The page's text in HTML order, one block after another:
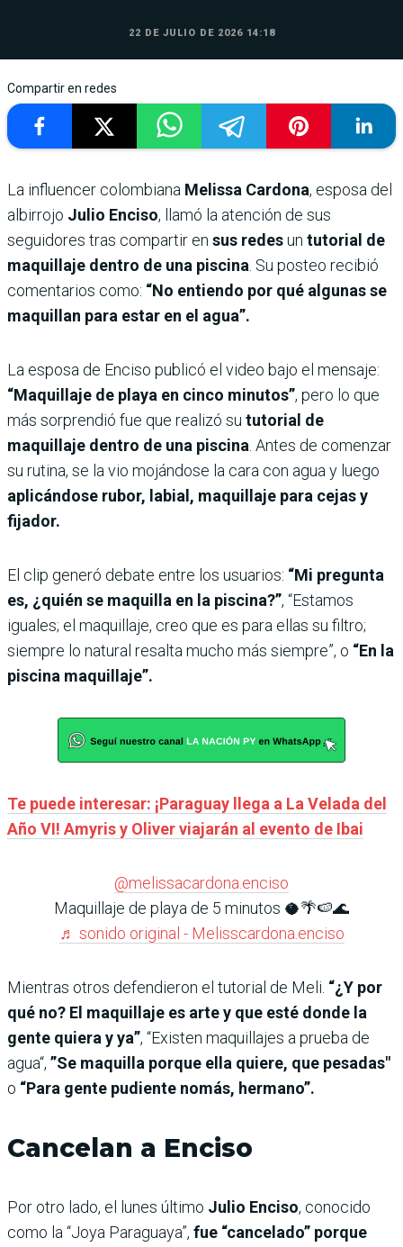
22 DE JULIO DE 2026 14:18
Compartir en redes
La influencer colombiana Melissa Cardona, esposa del
albirrojo Julio Enciso, llamó la atención de sus
seguidores tras compartir en sus redesun tutorial de
maquillaje dentro de una piscina. Su posteo recibió
comentarios como: “No entiendo por qué algunas se
maquillan para estar en el agua”.
La esposa de Enciso publicó el video bajo el mensaje:
“Maquillaje de playa en cinco minutos”, pero lo que
más sorprendió fue que realizó su tutorial de
maquillaje dentro de una piscina. Antes de comenzar
su rutina, se la vio mojándose la cara con agua y luego
aplicándose rubor, labial, maquillaje para cejas y
fijador.
El clip generó debate entre los usuarios: “Mi pregunta
es, ¿quién se maquilla en la piscina?”, “Estamos
iguales; el maquillaje, creo que es para ellas su filtro;
siempre lo natural resalta mucho más siempre”, o “En la
piscina maquillaje”.
Te puede interesar: ¡Paraguay llega a La Velada del
Año VI! Amyris y Oliver viajarán al evento de Ibai
@melissacardona.enciso
Maquillaje de playa de 5 minutos 🥥🌴🍉🌊
♬ sonido original - Melisscardona.enciso
Mientras otros defendieron el tutorial de Meli. “¿Y por
qué no? El maquillaje es arte y que esté donde la
gente quiera y ya”, “Existen maquillajes a prueba de
agua“, ”Se maquilla porque ella quiere, que pesadas"
o “Para gente pudiente nomás, hermano”.
Cancelan a Enciso
Por otro lado, el lunes último Julio Enciso, conocido
como la “Joya Paraguaya”, fue “cancelado” porque